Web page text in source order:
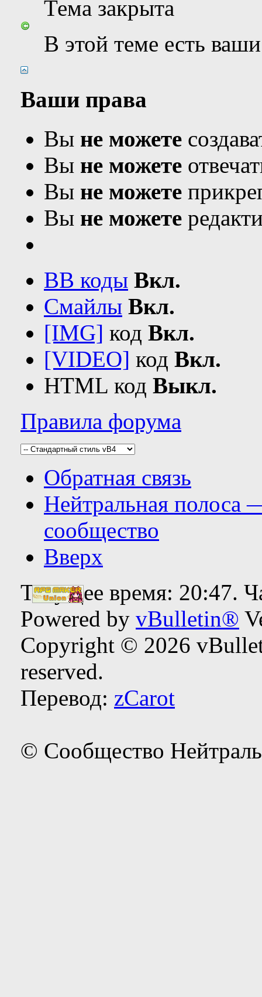
Тема закрыта
В этой теме есть
Ваши права
Вы не можете
Вы не можете
Вы не можете
Вы не можете
BB коды Вкл.
Смайлы Вкл.
[IMG] код Вкл.
[VIDEO] код Вкл.
HTML код Выкл.
Правила форума
Обратная связь
Нейтральная полоса
сообщество
Вверх
Текущее время: 20:47.
Powered by vBulletin®
Copyright © 2026
reserved.
Перевод: zCarot
© Сообщество